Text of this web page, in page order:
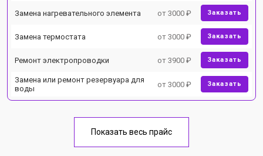
Замена нагревательного элемента от 3000 ₽ Заказать
Замена термостата от 3000 ₽ Заказать
Ремонт электропроводки от 3900 ₽ Заказать
Замена или ремонт резервуара для
воды
от 3000 ₽ Заказать
Показать весь прайс